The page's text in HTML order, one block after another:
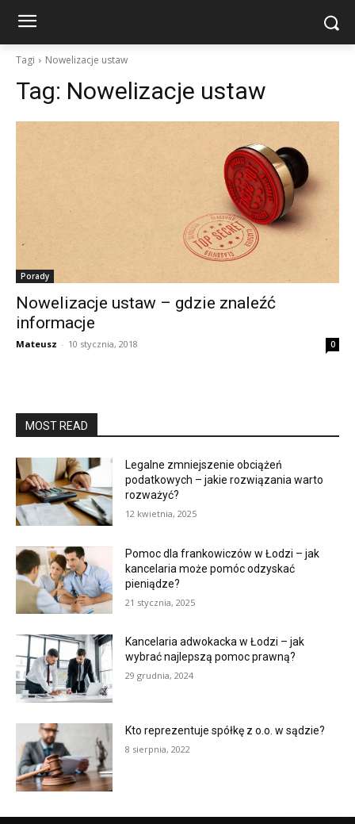
Tagi Nowelizacje ustaw
Tag: Nowelizacje ustaw
Porady
Nowelizacje ustaw – gdzie znaleźć
informacje
Mateusz - 10 stycznia, 2018 0
MOST READ
Legalne zmniejszenie obciążeń
podatkowych – jakie rozwiązania warto
rozważyć?
12 kwietnia, 2025
Pomoc dla frankowiczów w Łodzi – jak
kancelaria może pomóc odzyskać
pieniądze?
21 stycznia, 2025
Kancelaria adwokacka w Łodzi – jak
wybrać najlepszą pomoc prawną?
29 grudnia, 2024
Kto reprezentuje spółkę z o.o. w sądzie?
8 sierpnia, 2022